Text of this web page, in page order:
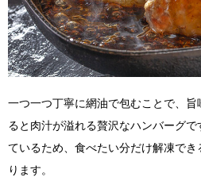
一つ一つ丁寧に網油で包むことで、
ると肉汁が溢れる贅沢なハンバーグ
ているため、食べたい分だけ解凍で
ります。